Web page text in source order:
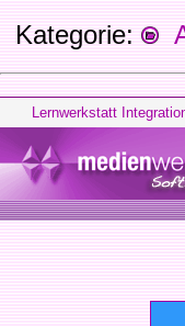
Kategorie:
Lernwerkstatt